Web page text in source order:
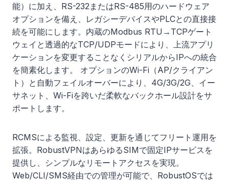
能）に加え、RS-232またはRS-485用のハードウェア
オプションを備え、レガシーデバイスやPLCとの直接接
続を可能にします。内蔵のModbus RTU→TCPゲート
ウェイと透過的なTCP/UDPモードにより、上流アプリ
ケーションを変更することなくシリアルからIPへの統合
を簡素化します。 オプションのWi-Fi（AP/クライアン
ト）と自動フェイルオーバーにより、4G/3G/2G、イー
サネット、Wi-Fiを跨いだ柔軟なバックホール設計をサ
ポートします。
RCMSによる監視、設定、更新を通じてフリート運用を
拡張。RobustVPNはあらゆるSIMで固定IPサービスを
提供し、シンプルなリモートアクセスを実現。
Web/CLI/SMS経由での管理が可能で、RobustOSでは